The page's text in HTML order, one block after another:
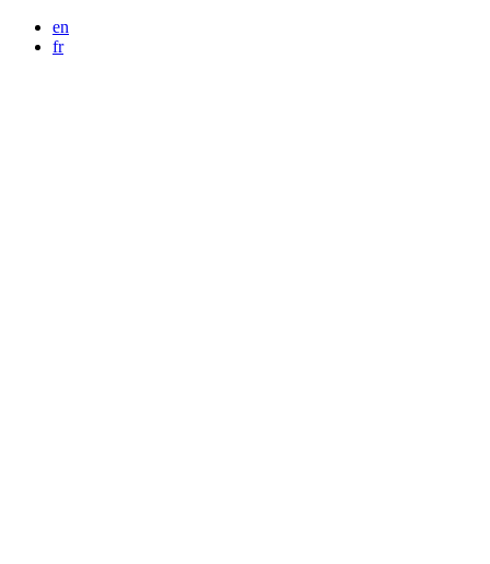
en
fr